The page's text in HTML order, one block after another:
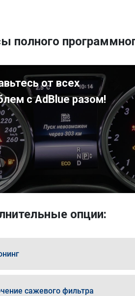
полного
от всех
с AdBlue разом!
опции:
сажевого фильтра